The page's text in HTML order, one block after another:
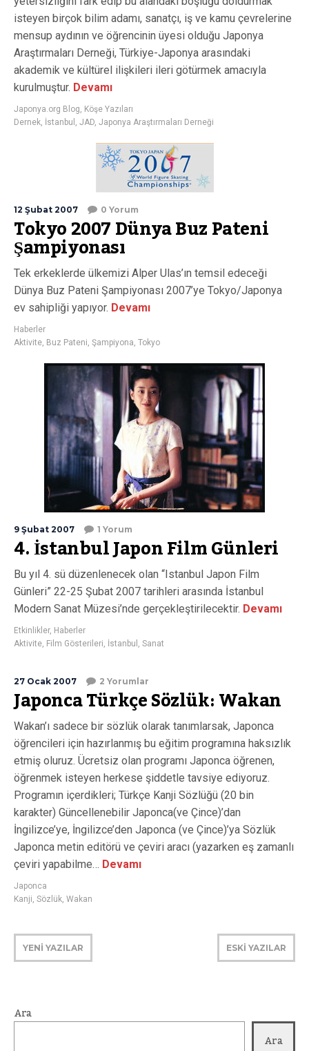
isteyen birçok bilim adamı, sanatçı, iş ve kamu çevrelerine
mensup aydının ve öğrencinin üyesi olduğu Japonya
Araştırmaları Derneği, Türkiye-Japonya arasındaki
akademik ve kültürel ilişkileri ileri götürmek amacıyla
kurulmuştur. Devamı
Japonya.org Blog, Köşe Yazıları
Dernek, İstanbul , JAD, Japonya Araştırmaları Derneği
12 Şubat 2007 0 Yorum
Tokyo 2007 Dünya Buz Pateni
Şampiyonası
Tek erkeklerde ülkemizi Alper Ulas’ın temsil edeceği
Dünya Buz Pateni Şampiyonası 2007’ye Tokyo/Japonya
ev sahipliği yapıyor. Devamı
Haberler
Aktivite, Buz Pateni, Şampiyona, Tokyo
9 Şubat 2007 1 Yorum
4. İstanbul Japon Film Günleri
Bu yıl 4. sü düzenlenecek olan “Istanbul Japon Film
Günleri” 22-25 Şubat 2007 tarihleri arasında İstanbul
Modern Sanat Müzesi’nde gerçekleştirilecektir. Devamı
Etkinlikler, Haberler
Aktivite, Film Gösterileri, İstanbul , Sanat
27 Ocak 2007 2 Yorumlar
Japonca Türkçe Sözlük: Wakan
Wakan’ı sadece bir sözlük olarak tanımlarsak, Japonca
öğrencileri için hazırlanmış bu eğitim programına haksızlık
etmiş oluruz. Ücretsiz olan programı Japonca öğrenen,
öğrenmek isteyen herkese şiddetle tavsiye ediyoruz.
Programın içerdikleri; Türkçe Kanji Sözlüğü (20 bin
karakter) Güncellenebilir Japonca(ve Çince)’dan
İngilizce’ye, İngilizce’den Japonca (ve Çince)’ya Sözlük
Japonca metin editörü ve çeviri aracı (yazarken eş zamanlı
çeviri yapabilme… Devamı
Japonca
Kanji, Sözlük, Wakan
YENİ YAZILAR ESKİ YAZILAR
Ara
Ara